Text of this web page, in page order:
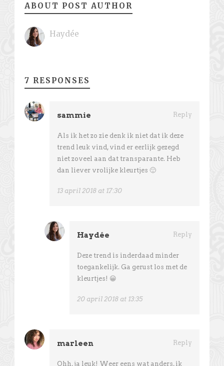
ABOUT POST AUTHOR
Haydée
7 RESPONSES
sammie Reply
Als ik het zo zie denk ik niet dat ik deze
trend leuk vind, vind er eerlijk gezegd
niet zoveel aan dat transparante. Heb
dan liever vrolijke kleurtjes 🙂
13 april 2018 at 17:30
Haydée Reply
Deze trend is inderdaad minder
toegankelijk. Ga gerust los met de
kleurtjes! 😀
20 april 2018 at 13:35
marleen Reply
Ohh, ja leuk! Weer eens wat anders, ik